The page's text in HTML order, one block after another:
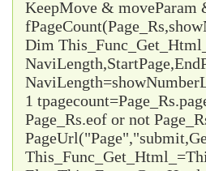
KeepMove &
Dim
1
Page_Rs.eof or not